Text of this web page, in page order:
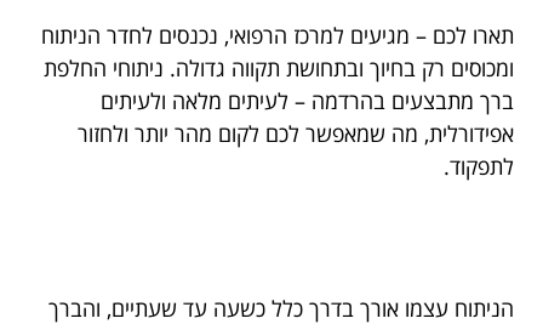
תארו לכם – מגיעים למרכז הרפואי, נכנסים לחדר הניתוח
ומכוסים רק בחיוך ובתחושת תקווה גדולה. ניתוחי החלפת
ברך מתבצעים בהרדמה – לעיתים מלאה ולעיתים
אפידורלית, מה שמאפשר לכם לקום מהר יותר ולחזור
לתפקוד.
הניתוח עצמו אורך בדרך כלל כשעה עד שעתיים, והברך